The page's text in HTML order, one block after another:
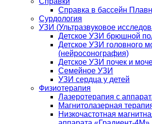
Справка в бассейн
Сурдология
УЗИ (Ультразвуковое
Детское УЗИ брюшной
Детское УЗИ головного
(нейросонография)
Детское УЗИ почек и
Семейное УЗИ
УЗИ сердца у детей
Физиотерапия
Лазеротерапия с
Магнитолазерная
Низкочастотная